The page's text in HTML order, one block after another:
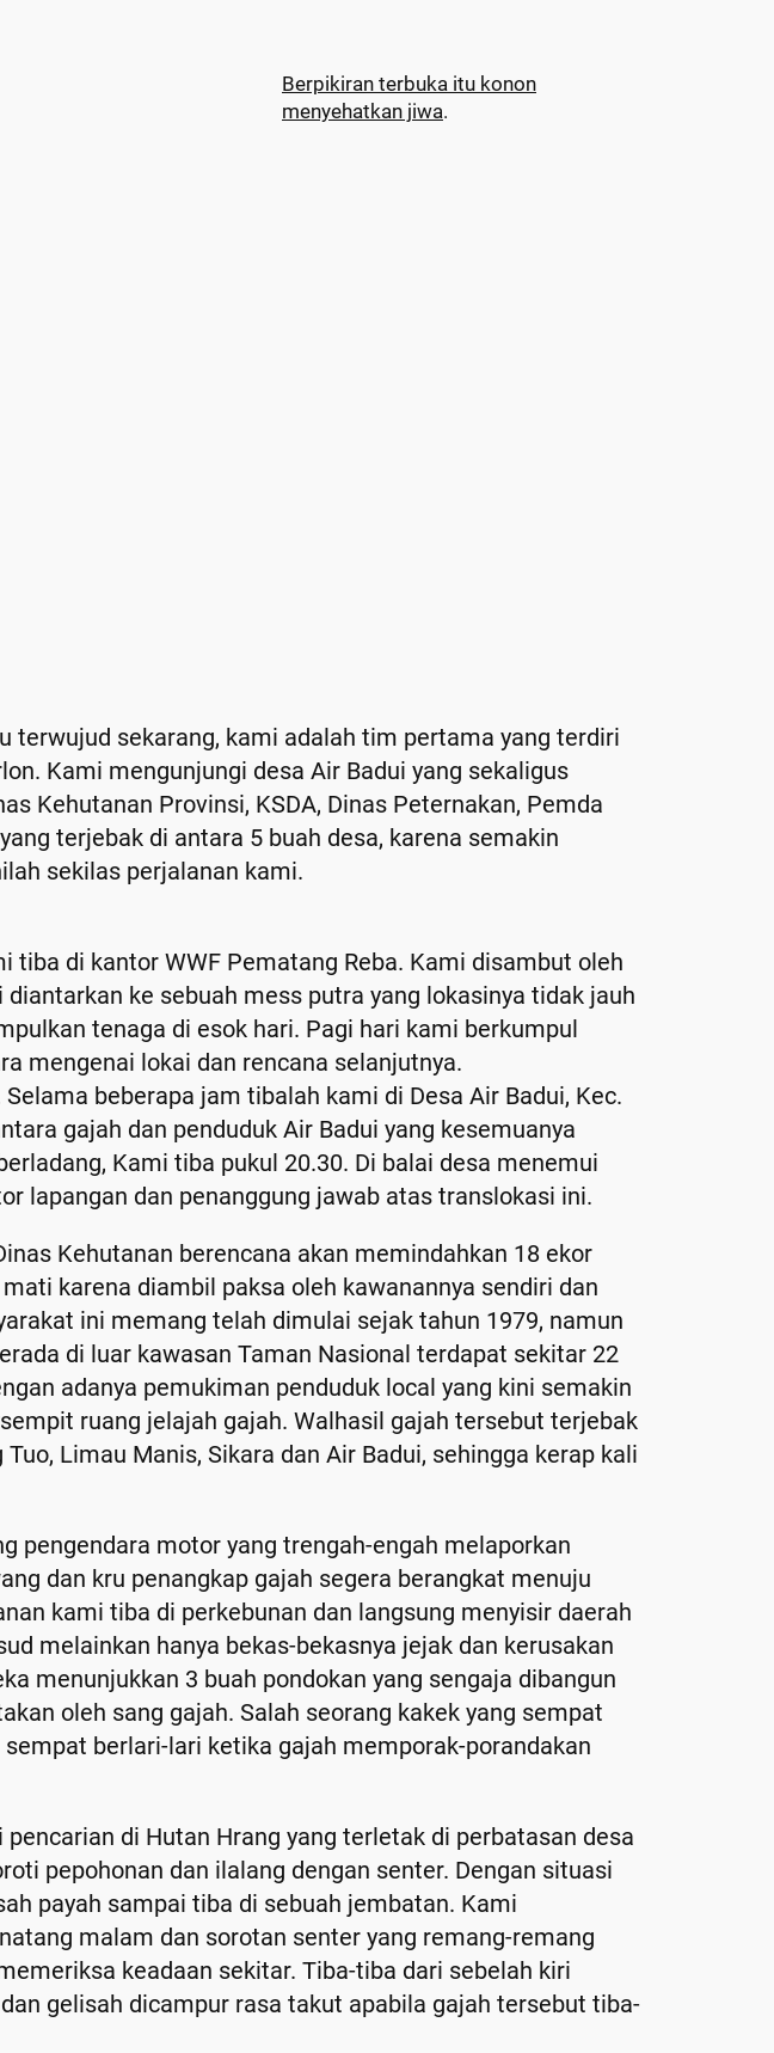
Berpikiran terbuka itu konon
menyehatkan jiwa.
terwujud sekarang, kami adalah tim pertama yang terdiri
Kami mengunjungi desa Air Badui yang sekaligus
Kehutanan Provinsi, KSDA, Dinas Peternakan, Pemda
terjebak di antara 5 buah desa, karena semakin
sekilas perjalanan kami.
tiba di kantor WWF Pematang Reba. Kami disambut oleh
ke sebuah mess putra yang lokasinya tidak jauh
tenaga di esok hari. Pagi hari kami berkumpul
mengenai lokai dan rencana selanjutnya.
beberapa jam tibalah kami di Desa Air Badui, Kec.
gajah dan penduduk Air Badui yang kesemuanya
Kami tiba pukul 20.30. Di balai desa menemui
lapangan dan penanggung jawab atas translokasi ini.
Kehutanan berencana akan memindahkan 18 ekor
karena diambil paksa oleh kawanannya sendiri dan
ini memang telah dimulai sejak tahun 1979, namun
di luar kawasan Taman Nasional terdapat sekitar 22
adanya pemukiman penduduk local yang kini semakin
ruang jelajah gajah. Walhasil gajah tersebut terjebak
Limau Manis, Sikara dan Air Badui, sehingga kerap kali
pengendara motor yang trengah-engah melaporkan
dan kru penangkap gajah segera berangkat menuju
kami tiba di perkebunan dan langsung menyisir daerah
melainkan hanya bekas-bekasnya jejak dan kerusakan
menunjukkan 3 buah pondokan yang sengaja dibangun
oleh sang gajah. Salah seorang kakek yang sempat
berlari-lari ketika gajah memporak-porandakan
di Hutan Hrang yang terletak di perbatasan desa
pepohonan dan ilalang dengan senter. Dengan situasi
payah sampai tiba di sebuah jembatan. Kami
malam dan sorotan senter yang remang-remang
keadaan sekitar. Tiba-tiba dari sebelah kiri
gelisah dicampur rasa takut apabila gajah tersebut tiba-